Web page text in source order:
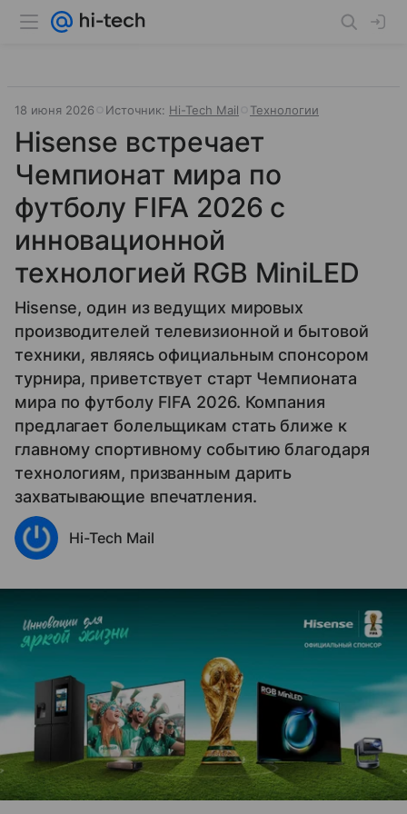
18 июня 2026 Источник: Hi-Tech Mail Технологии
Hisense встречает
Чемпионат мира по
футболу FIFA 2026 с
инновационной
технологией RGB MiniLED
Hisense, один из ведущих мировых
производителей телевизионной и бытовой
техники, являясь официальным спонсором
турнира, приветствует старт Чемпионата
мира по футболу FIFA 2026. Компания
предлагает болельщикам стать ближе к
главному спортивному событию благодаря
технологиям, призванным дарить
захватывающие впечатления.
Hi-Tech Mail